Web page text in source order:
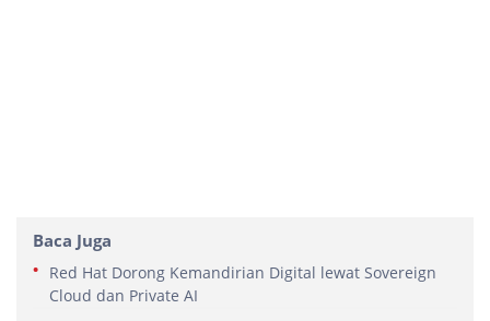
Baca Juga
Red Hat Dorong Kemandirian Digital lewat Sovereign
Cloud dan Private AI